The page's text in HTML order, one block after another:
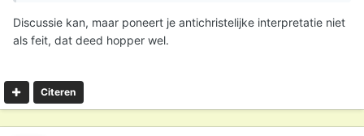
Discussie kan, maar poneert je antichristelijke interpretatie niet
als feit, dat deed hopper wel.
Citeren